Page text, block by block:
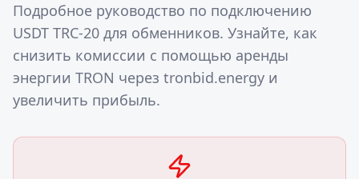
Подробное руководство по подключению
USDT TRC-20 для обменников. Узнайте, как
снизить комиссии с помощью аренды
энергии TRON через tronbid.energy и
увеличить прибыль.